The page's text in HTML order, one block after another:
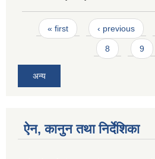
Pages
« first ‹ previous
8 9
अन्य
ऐन, कानुन तथा निर्देशिका